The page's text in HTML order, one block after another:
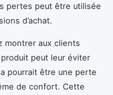
pertes peut être utilisée
d’achat.
montrer aux clients
peut leur éviter
pourrait être une perte
de confort. Cette